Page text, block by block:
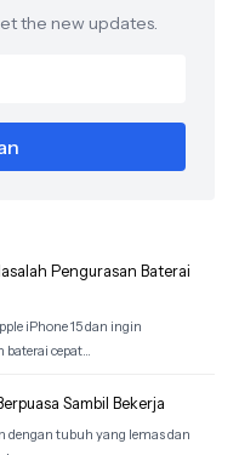
the new updates.
Pengurasan Baterai
iPhone 15 dan ingin
cepat…
Sambil Bekerja
dengan tubuh yang lemas dan